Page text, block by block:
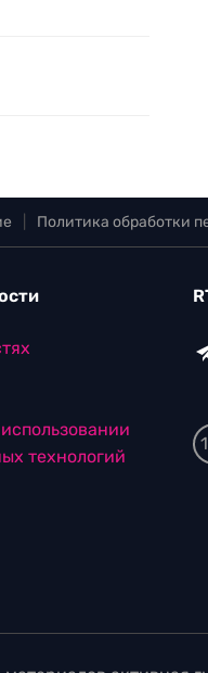
Политика обработки
технологий